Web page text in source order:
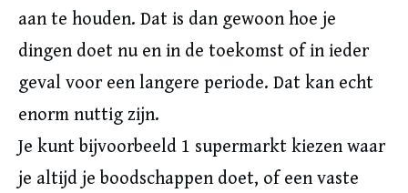
aan te houden. Dat is dan gewoon hoe je
dingen doet nu en in de toekomst of in ieder
geval voor een langere periode. Dat kan echt
enorm nuttig zijn.
Je kunt bijvoorbeeld 1 supermarkt kiezen waar
je altijd je boodschappen doet, of een vaste